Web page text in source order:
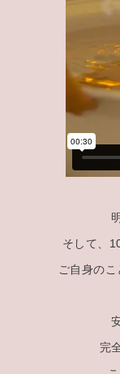
そして、
ご自身のこ
完